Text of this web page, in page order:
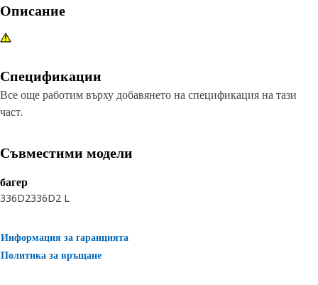
Описание
Спецификации
Все още работим върху добавянето на спецификация на тази
част.
Съвместими модели
багер
336D2336D2 L
Информация за гаранцията
Политика за връщане